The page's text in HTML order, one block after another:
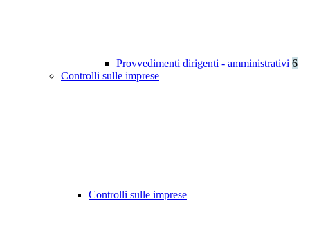
Provvedimenti dirigenti - amministrativi 6
Controlli sulle imprese
Controlli sulle imprese